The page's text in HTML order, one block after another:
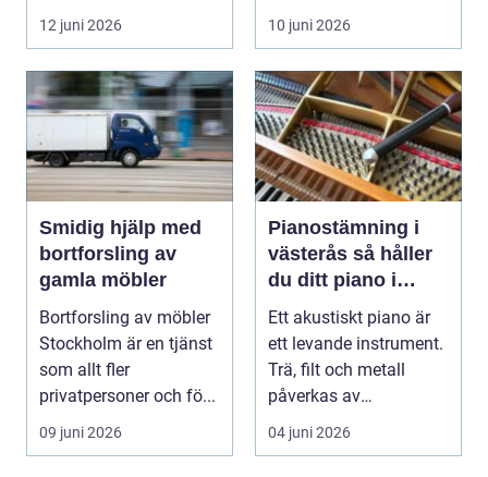
framtida besvär. För
många...
12 juni 2026
samtidigt som många
10 juni 2026
Smidig hjälp med
bortforsling av
gamla möbler
Bortforsling av möbler
Stockholm är en tjänst
som allt fler
privatpersoner och fö...
09 juni 2026
Pianostämning i
västerås så håller
du ditt piano i
toppform
Ett akustiskt piano är
ett levande instrument.
Trä, filt och metall
påverkas av
årstidernas växlinga...
04 juni 2026